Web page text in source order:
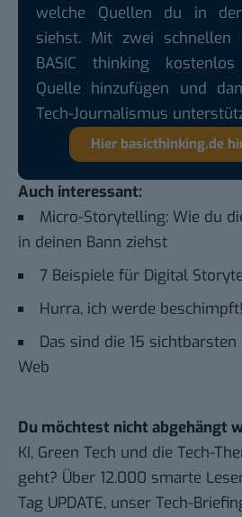
welche Quellen du in
siehst. Mit zwei schnellen
BASIC thinking
Quelle hinzufügen und
Tech-Journalismus
Hier basicthinking.de
Auch interessant:
Micro-Storytelling: Wie du
in deinen Bann ziehst
7 Beispiele für Digital
Hurra, ich werde beschimpft!
Das sind die 15
Web
Du möchtest nicht abgehängt
KI, Green Tech und die Tech-
geht? Über 12.000 smarte
Tag UPDATE, unser Tech-